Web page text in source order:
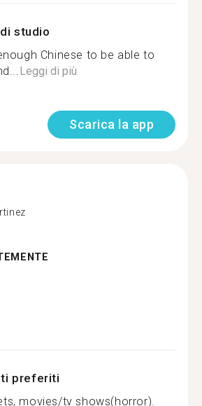
studio
Chinese to be able to
Leggi di più
Scarica la app
preferiti
movies/tv shows(horror).